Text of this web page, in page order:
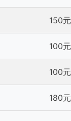
150元
100元
100元
180元